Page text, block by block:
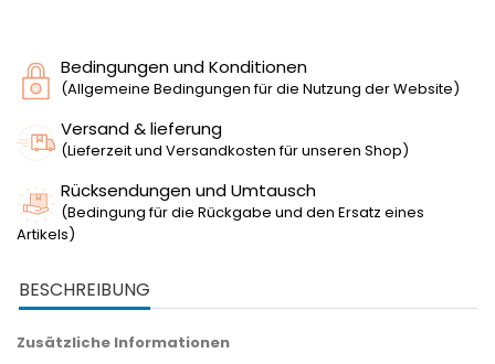
Bedingungen und Konditionen
(Allgemeine Bedingungen für die Nutzung der Website)
Versand & lieferung
(Lieferzeit und Versandkosten für unseren Shop)
Rücksendungen und Umtausch
(Bedingung für die Rückgabe und den Ersatz eines
Artikels)
BESCHREIBUNG
Zusätzliche Informationen